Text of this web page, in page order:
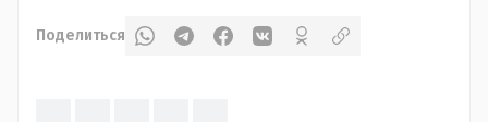
Поделиться